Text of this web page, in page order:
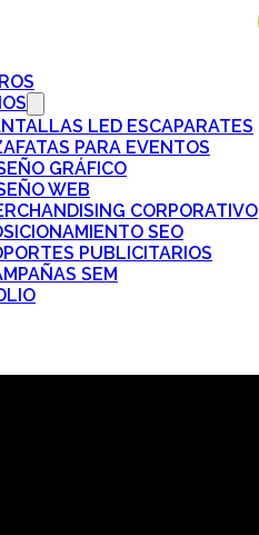
LED ESCAPARATES
PARA EVENTOS
GRÁFICO
WEB
CORPORATIVO
SEO
PUBLICITARIOS
SEM